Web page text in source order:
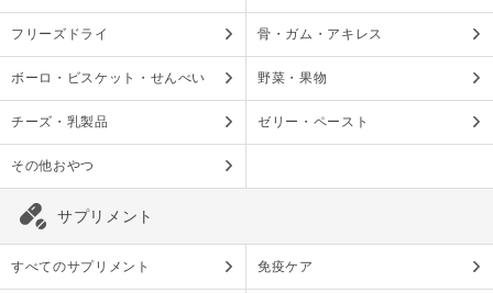
フリーズドライ 骨・ガム・アキレス
ボーロ・ビスケット・せんべい 野菜・果物
チーズ・乳製品 ゼリー・ペースト
その他おやつ
サプリメント
すべてのサプリメント 免疫ケア